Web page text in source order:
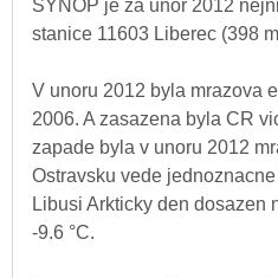
SYNOP je za unor 2012
stanice 11603 Liberec (398
V unoru 2012 byla mrazova
2006. A zasazena byla CR
zapade byla v unoru 2012
Ostravsku vede
Libusi Arkticky den dosazen
-9.6 °C.